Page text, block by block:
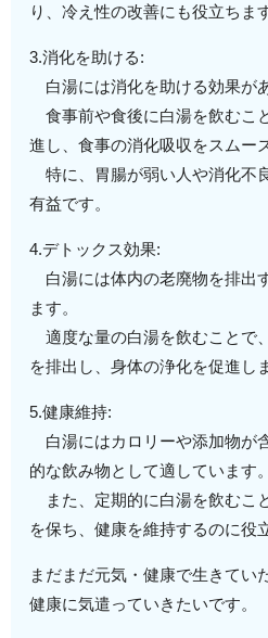
り、冷え性の改善にも役立ちま
3.消化を助ける:
白湯には消化を助ける効果が
食事前や食後に白湯を飲むこ
進し、食事の消化吸収をスムー
特に、胃腸が弱い人や消化不
有益です。
4.デトックス効果:
白湯には体内の老廃物を排出
ます。
適度な量の白湯を飲むことで
を排出し、身体の浄化を促進し
5.健康維持:
白湯にはカロリーや添加物が
的な飲み物として適しています。
また、定期的に白湯を飲むこ
を保ち、健康を維持するのに役
まだまだ元気・健康で生きてい
健康に気遣っていきたいです。